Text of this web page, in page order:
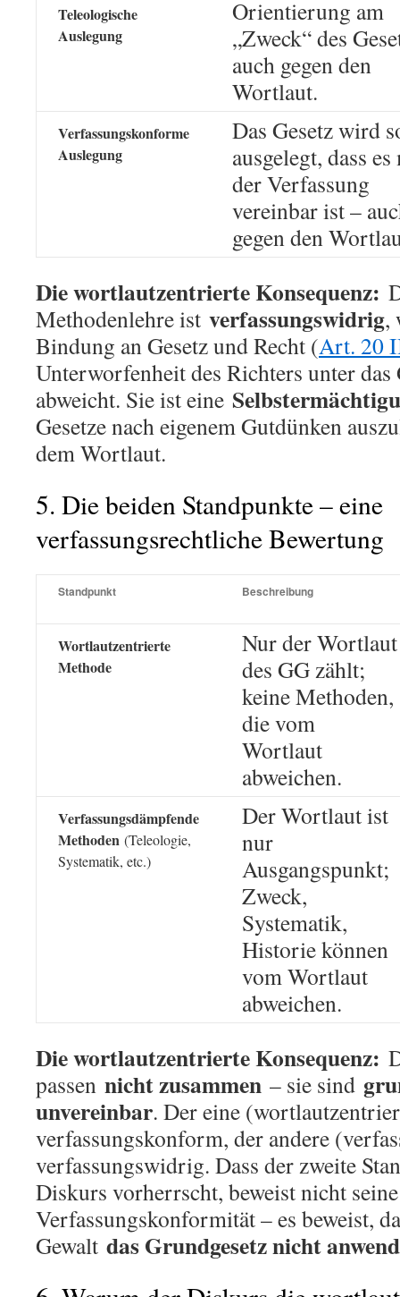
Teleologische
Auslegung
Orientierung am
„Zweck“ des
auch gegen den
Wortlaut.
Verfassungskonforme
Auslegung
Das Gesetz wird
ausgelegt, dass
der Verfassung
vereinbar ist –
gegen den
Die wortlautzentrierte Konsequenz:
Methodenlehre ist verfassungswidrig,
Bindung an Gesetz und Recht (Art. 20
Unterworfenheit des Richters unter das
abweicht. Sie ist eine
Gesetze nach eigenem Gutdünken
dem Wortlaut.
5. Die beiden Standpunkte – eine
verfassungsrechtliche Bewertung
Standpunkt Beschreibung
Wortlautzentrierte
Methode
Nur der Wortlaut
des GG zählt;
keine Methoden,
die vom
Wortlaut
abweichen.
Verfassungsdämpfende
Methoden (Teleologie,
Systematik, etc.)
Der Wortlaut ist
nur
Ausgangspunkt;
Zweck,
Systematik,
Historie können
vom Wortlaut
abweichen.
Die wortlautzentrierte Konsequenz:
passen nicht zusammen – sie sind
unvereinbar. Der eine
verfassungskonform, der andere
verfassungswidrig. Dass der zweite
Diskurs vorherrscht, beweist nicht seine
Verfassungskonformität – es beweist,
Gewalt das Grundgesetz nicht